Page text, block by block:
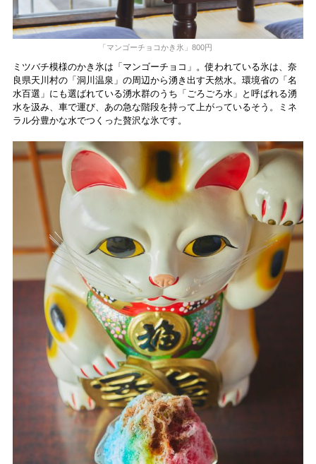
「マンゴーチョコかき氷」800円
ミツバチ模様のかき氷は「マンゴーチョコ」。使われている氷は、奈
良県天川村の「洞川温泉」の周辺から湧き出す天然水。環境省の「名
水百選」にも選ばれている湧水群のうち「ごろごろ水」と呼ばれる湧
水を汲み、車で運び、あの急な階段を持って上がっているそう。ミネ
ラル分豊かな水でつくった贅沢な氷です。